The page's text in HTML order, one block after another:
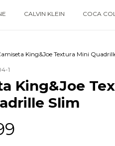
CALVIN KLEIN COCA
King&Joe Textura Mini
1
King&Joe
Slim